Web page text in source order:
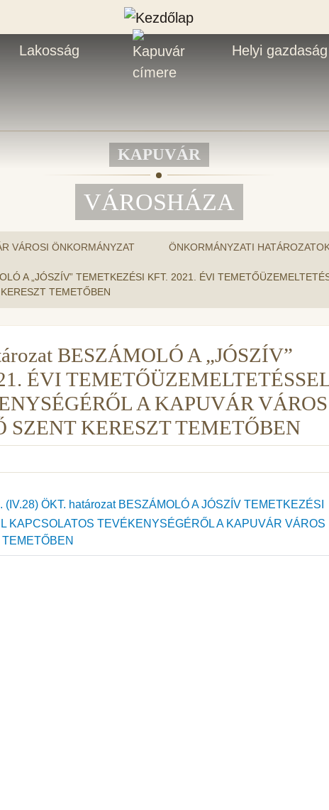
Lakosság Helyi gazdaság
KAPUVÁR
VÁROSHÁZA
VÁROSI ÖNKORMÁNYZAT ÖNKORMÁNYZATI
A „JÓSZÍV” TEMETKEZÉSI KFT. 2021. ÉVI
TEMETŐBEN
BESZÁMOLÓ A „JÓSZÍV”
ÉVI
A KAPUVÁR VÁROS
KERESZT TEMETŐBEN
(IV.28) ÖKT. határozat BESZÁMOLÓ A JÓSZÍV TEMETKEZÉSI
KAPCSOLATOS TEVÉKENYSÉGÉRŐL A KAPUVÁR VÁROS